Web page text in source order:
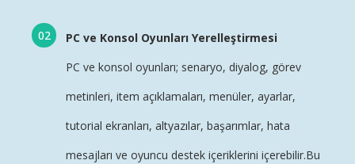
PC ve Konsol Oyunları Yerelleştirmesi
PC ve konsol oyunları; senaryo, diyalog, görev
metinleri, item açıklamaları, menüler, ayarlar,
tutorial ekranları, altyazılar, başarımlar, hata
mesajları ve oyuncu destek içeriklerini içerebilir.Bu